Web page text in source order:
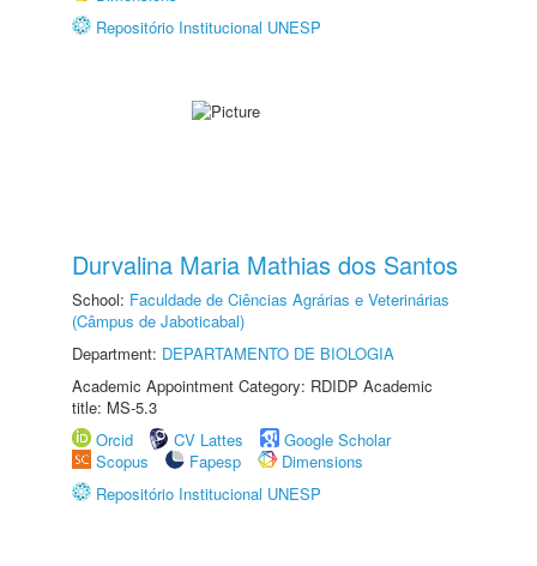
Repositório Institucional UNESP
Durvalina Maria Mathias dos Santos
School: Faculdade de Ciências Agrárias e Veterinárias
(Câmpus de Jaboticabal)
Department: DEPARTAMENTO DE BIOLOGIA
Academic Appointment Category: RDIDP Academic
title: MS-5.3
Orcid
CV Lattes
Google Scholar
Scopus
Fapesp
Dimensions
Repositório Institucional UNESP